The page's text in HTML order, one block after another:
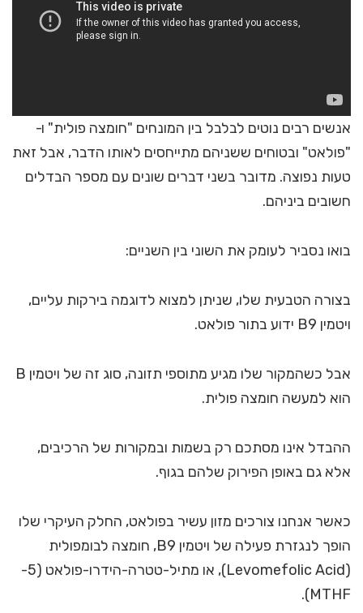
אנשים רבים נוטים לבלבל בין המונחים "חומצה פולית" ו-
"פולאט" ובטוחים ששניהם מתייחסים לאותו הדבר, אבל זאת
טעות נפוצה. מדובר בשני דברים שונים עם מספר הבדלים
חשובים ביניהם.
בואו נסביר לעומק את השוני בין השניים:
בצורה הטבעית שלו, שניתן למצוא לדוגמה בירקות עליים,
ויטמין B9 ידוע בתור פולאט.
אבל כשהמקור שלו מגיע מתוספי תזונה, סוג זה של ויטמין B
הוא למעשה חומצה פולית.
ההבדל אינו מסתכם רק בשמות ובמקורות של הרכיבים,
אלא גם באופן הפירוק שלהם בגוף.
כאשר אנחנו צורכים מזון עשיר בפולאט, החלק העיקרי שלו
הופך לנגזרת פעילה של ויטמין B9, חומצה לבומפולית
(Levomefolic Acid), או מתיל-טטרה-הידרו-פולאט (5-
MTHF).